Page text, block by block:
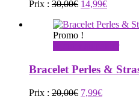
Prix : 30,00€ Le
initial
était :
14,99€Le
actuel
14,99€.
Promo !
Bracelet Perles &
Prix : 20,00€ Le
7,99€Le